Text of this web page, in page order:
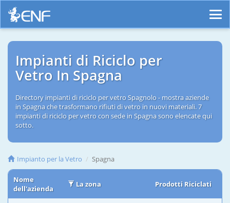
Impianti di Riciclo per
Vetro In Spagna
Directory impianti di riciclo per vetro Spagnolo - mostra aziende
in Spagna che trasformano rifiuti di vetro in nuovi materiali. 7
impianti di riciclo per vetro con sede in Spagna sono elencate qui
sotto.
Impianto per la Vetro Spagna
Nome
dell'azienda
La zona Prodotti Riciclati